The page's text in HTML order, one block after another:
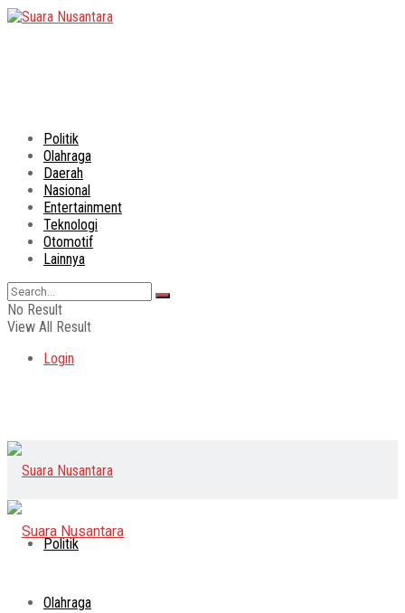
Politik
Olahraga
Daerah
Nasional
Entertainment
Teknologi
Otomotif
Lainnya
No Result
View All Result
Login
Politik
Olahraga